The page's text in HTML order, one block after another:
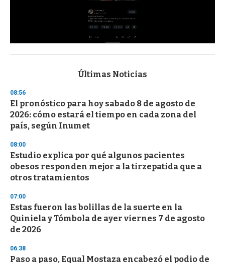
s
d
s
o
f
3
s
e
c
o
n
Últimas Noticias
08:56
El pronóstico para hoy sabado 8 de agosto de
2026: cómo estará el tiempo en cada zona del
país, según Inumet
08:00
Estudio explica por qué algunos pacientes
obesos responden mejor a la tirzepatida que a
otros tratamientos
07:00
Estas fueron las bolillas de la suerte en la
Quiniela y Tómbola de ayer viernes 7 de agosto
de 2026
06:38
Paso a paso, Equal Mostaza encabezó el podio de